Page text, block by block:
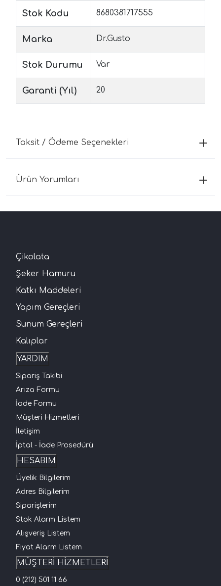
Stok Kodu 8680381717555
Marka Dr.Gusto
Stok Durumu Var
Garanti (Yıl) 20
Taksit / Ödeme Seçenekleri
Ürün Yorumları
Çikolata
Şeker Hamuru
Katkı Maddeleri
Yapım Gereçleri
Sunum Gereçleri
Kalıplar
YARDIM
Sipariş Takibi
Arıza Formu
İade Formu
Müşteri Hizmetleri
İletişim
İptal - İade Prosedürü
HESABIM
Üyelik Bilgilerim
Adres Bilgilerim
Siparişlerim
Stok Alarm Listem
Alışveriş Listem
Fiyat Alarm Listem
MÜŞTERİ HİZMETLERİ
0 (212) 501 11 66